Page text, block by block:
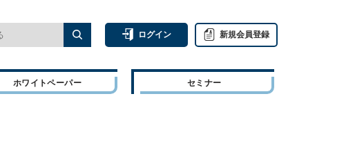
ログイン 新規会員登録
ホワイトペーパー セミナー